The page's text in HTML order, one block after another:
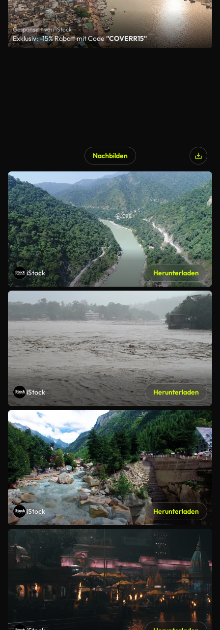
Gesponsert von iStock
Exklusiv: -15% Rabatt mit Code"COVERR15"
Nachbilden
iStock Herunterladen
iStock Herunterladen
iStock Herunterladen